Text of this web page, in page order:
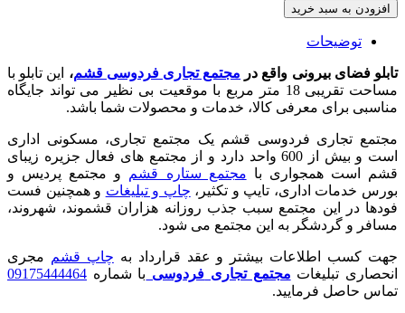
افزودن به سبد خرید
توضیحات
تابلو فضای بیرونی واقع در مجتمع تجاری فردوسی قشم،
این تابلو با
مساحت تقریبی 18 متر مربع با موقعیت بی نظیر می تواند جایگاه
مناسبی برای معرفی کالا، خدمات و محصولات شما باشد.
مجتمع تجاری فردوسی قشم یک مجتمع تجاری، مسکونی اداری
است و بیش از 600 واحد دارد و از مجتمع های فعال جزیره زیبای
قشم است همجواری با مجتمع ستاره قشم و مجتمع پردیس و
بورس خدمات اداری، تایپ و تکثیر، چاپ و تبلیغات و همچنین فست
فودها در این مجتمع سبب جذب روزانه هزاران قشموند، شهروند،
مسافر و گردشگر به این مجتمع می شود.
جهت کسب اطلاعات بیشتر و عقد قرارداد به چاپ قشم مجری
انحصاری تبلیغات مجتمع تجاری فردوسی با شماره 09175444464
تماس حاصل فرمایید.